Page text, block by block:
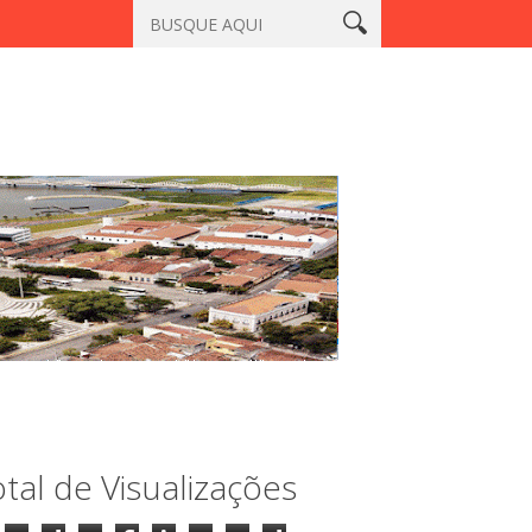
Aracatiaçu, Sobral Vigilante é morto a tiros em laboratório
de Visualizações